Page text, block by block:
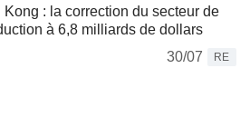
: la correction du secteur de
à 6,8 milliards de dollars
30/07
RE